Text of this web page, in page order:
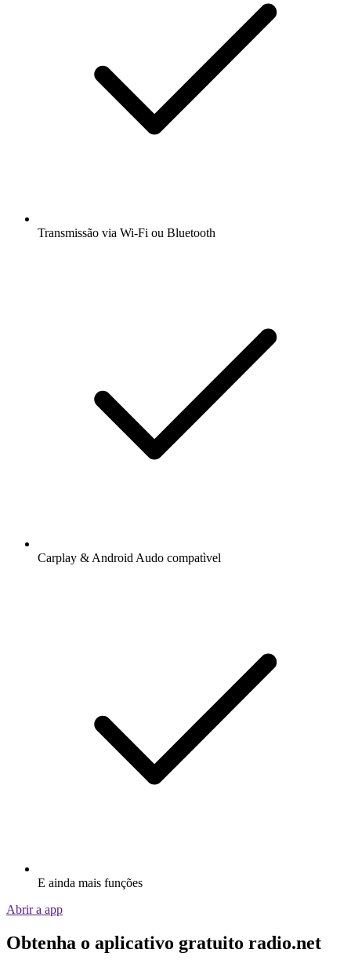
Transmissão via Wi-Fi ou Bluetooth
Carplay & Android Audo compatìvel
E ainda mais funções
Abrir a app
Obtenha o aplicativo gratuito radio.net